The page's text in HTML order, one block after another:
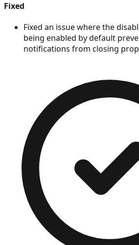
Fixed
Fixed an issue where the
being enabled by default
notifications from closing